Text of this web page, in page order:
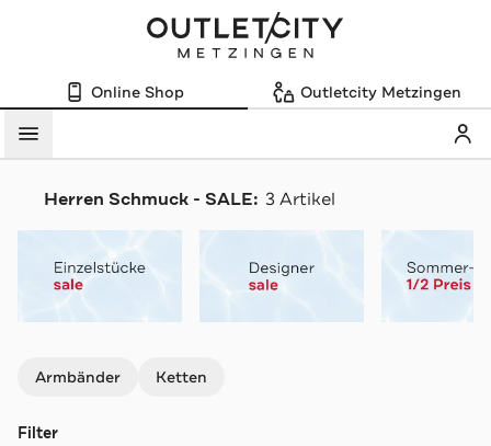
Online Shop Outletcity Metzingen
Menü
Herren Schmuck - SALE: 3 Artikel
Armbänder Ketten
Filter